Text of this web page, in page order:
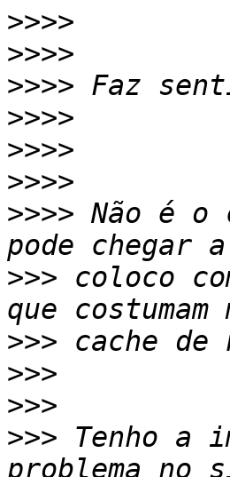
>>>>
>>>>
>>>>
>>>>
>>>>
>>>>
>>>> Não é o
>>> coloco
>>>
>>>
>>>
>>> Tenho a